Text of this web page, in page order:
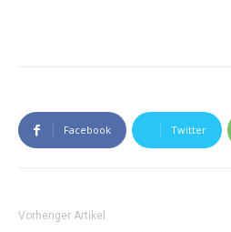
Facebook Twitter
Vorheriger Artikel